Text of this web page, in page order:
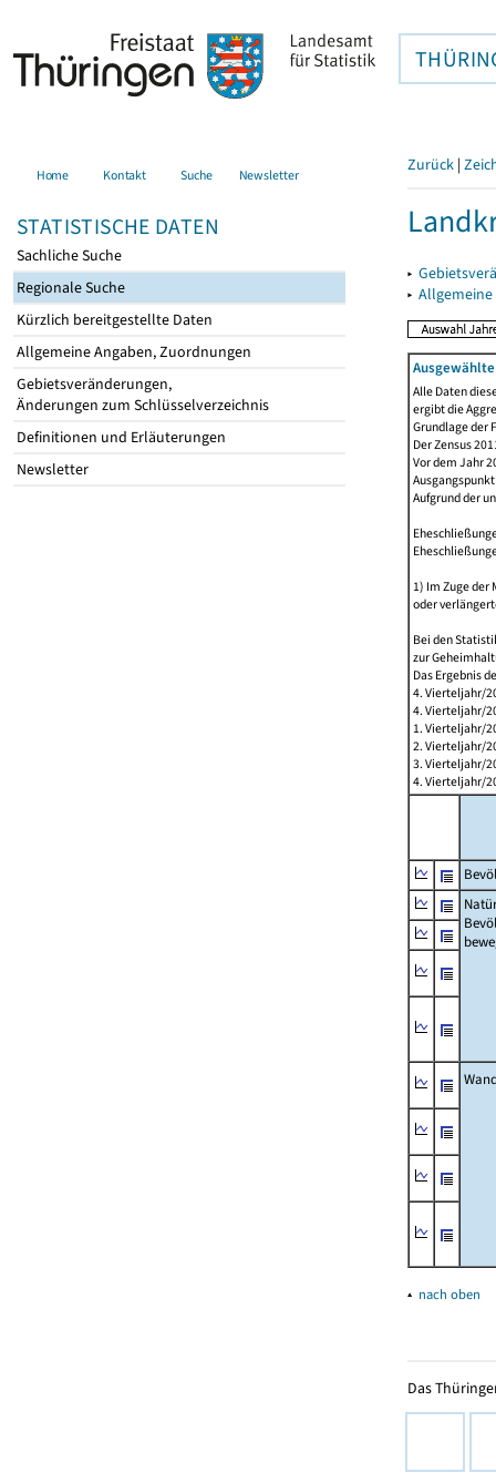
Home Kontakt Suche Newsletter
STATISTISCHE DATEN
Sachliche Suche
Regionale Suche
Kürzlich bereitgestellte Daten
Allgemeine Angaben, Zuordnungen
Gebietsveränderungen,
Änderungen zum Schlüsselverzeichnis
Definitionen und Erläuterungen
Newsletter
Zurück |
▸
▸
Alle Daten
ergibt die
Grundlage der
Der Zensus
Vor dem Jahr
Aufgrund der
1) Im Zuge
oder
Bei den
zur
Das Ergebnis
4. Vierteljahr/
4. Vierteljahr/
1. Vierteljahr/
2. Vierteljahr/
3. Vierteljahr/
4. Vierteljahr/
▴ nach oben
Das